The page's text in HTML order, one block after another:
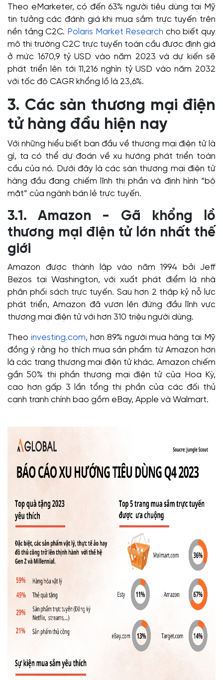
Theo eMarketer, có đến 63% người tiêu dùng tại Mỹ
tin tưởng các đánh giá khi mua sắm trực tuyến trên
nền tảng C2C. Polaris Market Research cho biết quy
mô thị trường C2C trực tuyến toàn cầu được định giá
ở mức 1670,9 tỷ USD vào năm 2023 và dự kiến sẽ
phát triển lên tới 11,216 nghìn tỷ USD vào năm 2032
với tốc độ CAGR khổng lồ là 23,6%.
3. Các sàn thương mại điện
tử hàng đầu hiện nay
Với những hiểu biết ban đầu về thương mại điện tử là
gì, ta có thể dự đoán về xu hướng phát triển toàn
cầu của nó. Dưới đây là các sàn thương mại điện tử
hàng đầu đang chiếm lĩnh thị phần và định hình “bộ
mặt” của ngành bán lẻ trực tuyến.
3.1. Amazon - Gã khổng lồ
thương mại điện tử lớn nhất thế
giới
Amazon được thành lập vào năm 1994 bởi Jeff
Bezos tại Washington, với xuất phát điểm là nhà
phân phối sách trực tuyến. Sau hơn 2 thập kỷ nỗ lực
phát triển, Amazon đã vươn lên đứng đầu lĩnh vực
thương mại điện tử với hơn 310 triệu người dùng.
Theo investing.com, hơn 89% người mua hàng tại Mỹ
đồng ý rằng họ thích mua sản phẩm từ Amazon hơn
là các trang thương mại điện tử khác. Amazon chiếm
gần 50% thị phần thương mại điện tử của Hoa Kỳ,
cao hơn gấp 3 lần tổng thị phần của các đối thủ
cạnh tranh chính bao gồm eBay, Apple và Walmart.